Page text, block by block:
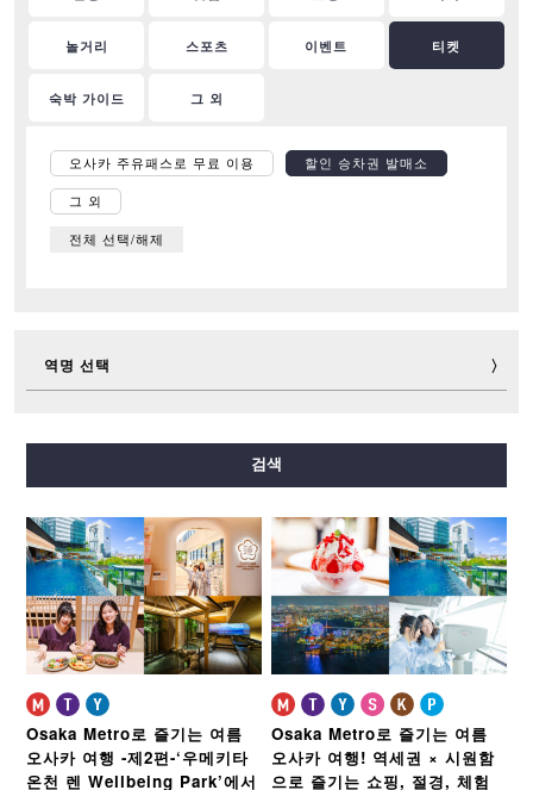
놀거리 스포츠 이벤트 티켓
숙박 가이드 그 외
오사카 주유패스로 무료 이용 할인 승차권 발매소
그 외
전체 선택/해제
역명 선택
사카이스지선
이마자토스지선 뉴트램
검색
Osaka Metro로 즐기는 여름
오사카 여행 -제2편-‘우메키타
온천 렌 Wellbeing Park’에서
Osaka Metro로 즐기는 여름
오사카 여행! 역세권 × 시원함
으로 즐기는 쇼핑, 절경, 체험